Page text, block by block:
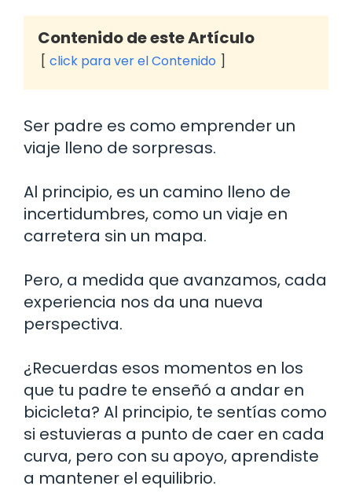
Contenido de este Artículo
click para ver el Contenido
Ser padre es como emprender un
viaje lleno de sorpresas.
Al principio, es un camino lleno de
incertidumbres, como un viaje en
carretera sin un mapa.
Pero, a medida que avanzamos, cada
experiencia nos da una nueva
perspectiva.
¿Recuerdas esos momentos en los
que tu padre te enseñó a andar en
bicicleta? Al principio, te sentías como
si estuvieras a punto de caer en cada
curva, pero con su apoyo, aprendiste
a mantener el equilibrio.